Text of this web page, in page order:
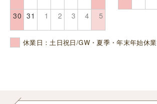
30 31 1 2 3 4 5
休業日：土日祝日/GW・夏季・年末年始休業